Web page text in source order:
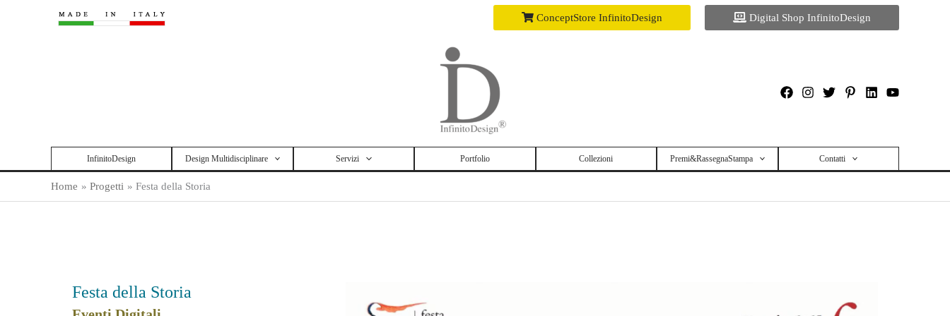
ConceptStore InfinitoDesign Digital Shop InfinitoDesign
InfinitoDesign Design Multidisciplinare Servizi Portfolio Collezioni Premi&RassegnaStampa Contatti
Home Progetti Festa della Storia
Festa della Storia